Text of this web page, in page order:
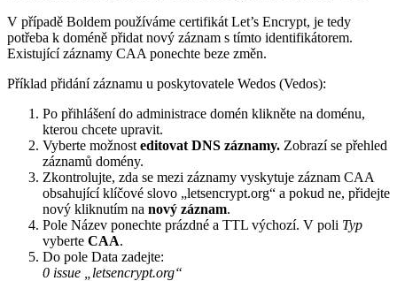
V případě Boldem používáme certifikát Let’s Encrypt, je tedy
potřeba k doméně přidat nový záznam s tímto identifikátorem.
Existující záznamy CAA ponechte beze změn.
Příklad přidání záznamu u poskytovatele Wedos (Vedos):
Po přihlášení do administrace domén klikněte na doménu,
kterou chcete upravit.
Vyberte možnost editovat DNS záznamy. Zobrazí se přehled
záznamů domény.
Zkontrolujte, zda se mezi záznamy vyskytuje záznam CAA
obsahující klíčové slovo „letsencrypt.org“ a pokud ne, přidejte
nový kliknutím na nový záznam.
Pole Název ponechte prázdné a TTL výchozí. V poli Typ
vyberte CAA.
Do pole Data zadejte:
0 issue „letsencrypt.org“